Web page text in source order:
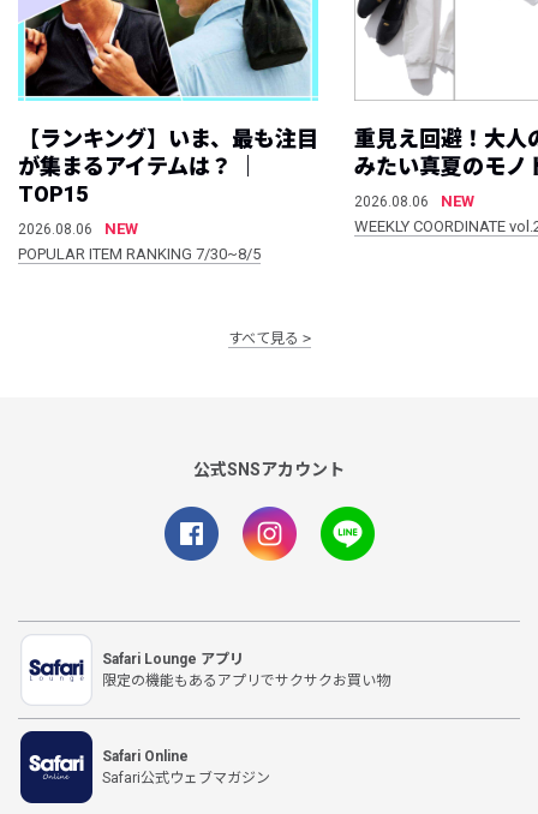
【ランキング】いま、最も注目
が集まるアイテムは？ ｜
TOP15
2026.08.06
NEW
POPULAR ITEM RANKING 7/30~8/5
重見え回避！大人
みたい真夏のモノ
2026.08.06
NEW
WEEKLY COORDINATE
すべて見る
公式SNSアカウント
Safari Lounge アプリ
限定の機能もあるアプリでサクサクお買い物
Safari Online
Safari公式ウェブマガジン